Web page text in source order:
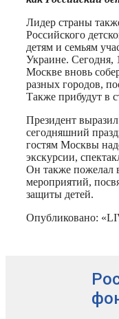
Лидер страны
Российского
детям и семьям
Украине. Сегодня,
Москве вновь
разных городов,
Также прибудут в
Президент
сегодняшний
гостям Москвы
экскурсии,
Он также пожелал
мероприятий,
защиты детей.
Опубликовано: